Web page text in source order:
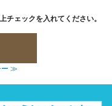
チェックを入れてください。
ー ≫